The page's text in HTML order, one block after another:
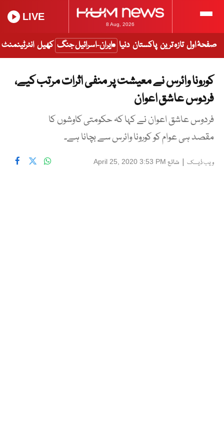
8 Aug, 2026
LIVE
صفحۂ اول تازہ ترین پاکستان دنیا ایران-اسرائیل جنگ کھیل انٹرٹینمنٹ
کورونا وائرس نے معیشت پر منفی اثرات مرتب کیے،
فردوس عاشق اعوان
فردوس عاشق اعوان نے کہا کہ حکومتی کاوشوں کا
مقصد ہی عوام کو کورونا وائرس سے بچانا ہے۔
ویب ڈیسک | شائع April 25, 2020 3:53 PM